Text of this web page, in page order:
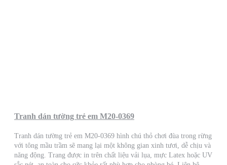
Tranh dán tường trẻ em M20-0369
Tranh dán tường trẻ em M20-0369 hình chú thỏ chơi đùa trong rừng
với tông mầu trầm sẽ mang lại một không gian xinh tươi, dễ chịu và
năng động. Trang được in trên chất liệu vải lụa, mực Latex hoặc UV